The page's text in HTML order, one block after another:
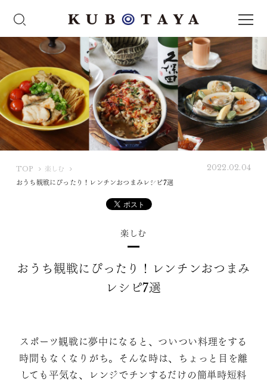
TOP
U
楽しむ
おうち観戦にぴったり！レンチンおつまみレシピ7選
2022.02.04
楽しむ
おうち観戦にぴったり！レンチンおつまみ
レシピ7選
スポーツ観戦に夢中になると、ついつい料理をする
時間もなくなりがち。そんな時は、ちょっと目を離
しても平気な、レンジでチンするだけの簡単時短料